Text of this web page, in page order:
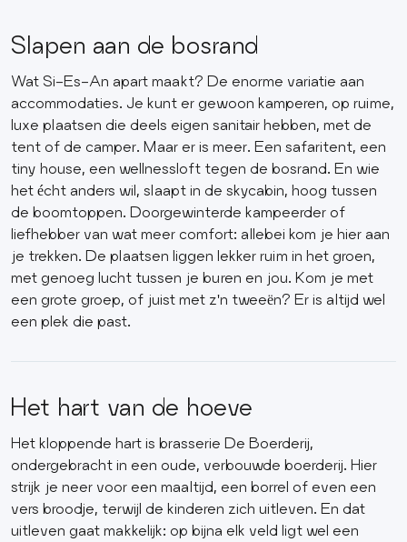
Slapen aan de bosrand
Wat Si-Es-An apart maakt? De enorme variatie aan
accommodaties. Je kunt er gewoon kamperen, op ruime,
luxe plaatsen die deels eigen sanitair hebben, met de
tent of de camper. Maar er is meer. Een safaritent, een
tiny house, een wellnessloft tegen de bosrand. En wie
het écht anders wil, slaapt in de skycabin, hoog tussen
de boomtoppen. Doorgewinterde kampeerder of
liefhebber van wat meer comfort: allebei kom je hier aan
je trekken. De plaatsen liggen lekker ruim in het groen,
met genoeg lucht tussen je buren en jou. Kom je met
een grote groep, of juist met z'n tweeën? Er is altijd wel
een plek die past.
Het hart van de hoeve
Het kloppende hart is brasserie De Boerderij,
ondergebracht in een oude, verbouwde boerderij. Hier
strijk je neer voor een maaltijd, een borrel of even een
vers broodje, terwijl de kinderen zich uitleven. En dat
uitleven gaat makkelijk: op bijna elk veld ligt wel een